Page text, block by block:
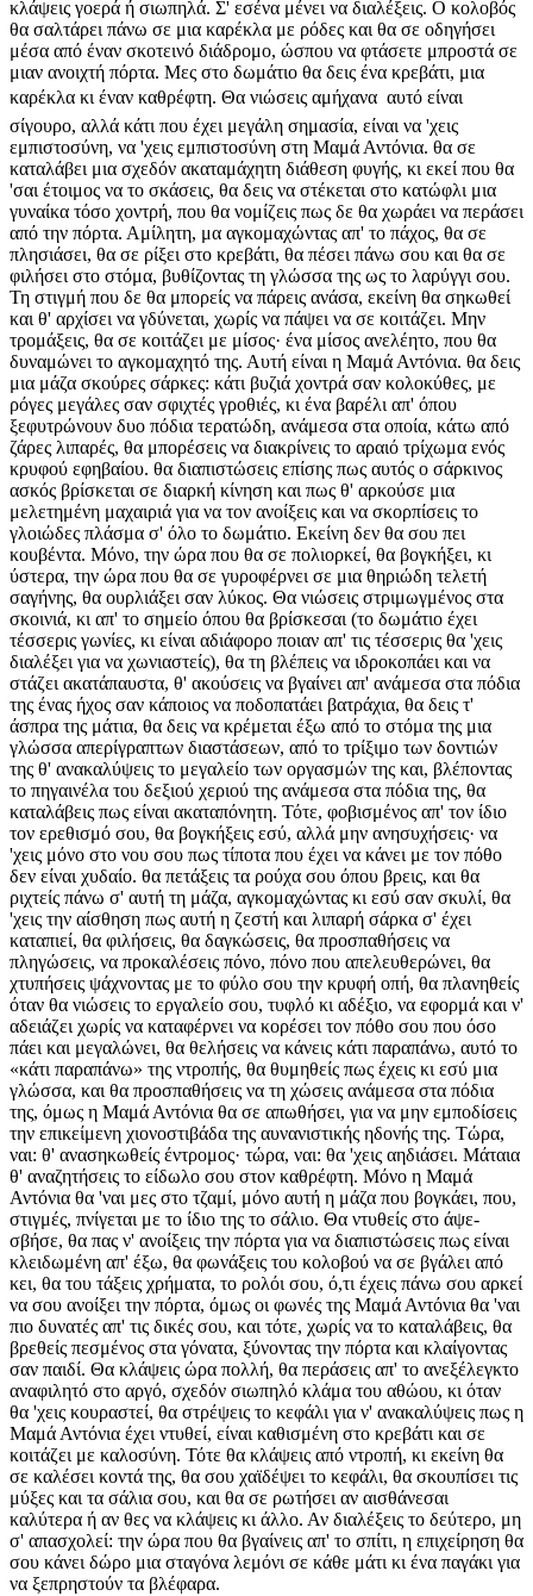
κλάψεις γοερά ή σιωπηλά. Σ' εσένα μένει να διαλέξεις. Ο κολοβός
θα σαλτάρει πάνω σε μια καρέκλα με ρόδες και θα σε οδηγήσει
μέσα από έναν σκοτεινό διάδρομο, ώσπου να φτάσετε μπροστά σε
μιαν ανοιχτή πόρτα. Μες στο δωμάτιο θα δεις ένα κρεβάτι, μια
καρέκλα κι έναν καθρέφτη. Θα νιώσεις αμήχανα  αυτό είναι
σίγουρο, αλλά κάτι που έχει μεγάλη σημασία, είναι να 'χεις
εμπιστοσύνη, να 'χεις εμπιστοσύνη στη Μαμά Αντόνια. θα σε
καταλάβει μια σχεδόν ακαταμάχητη διάθεση φυγής, κι εκεί που θα
'σαι έτοιμος να το σκάσεις, θα δεις να στέκεται στο κατώφλι μια
γυναίκα τόσο χοντρή, που θα νομίζεις πως δε θα χωράει να περάσει
από την πόρτα. Αμίλητη, μα αγκομαχώντας απ' το πάχος, θα σε
πλησιάσει, θα σε ρίξει στο κρεβάτι, θα πέσει πάνω σου και θα σε
φιλήσει στο στόμα, βυθίζοντας τη γλώσσα της ως το λαρύγγι σου.
Τη στιγμή που δε θα μπορείς να πάρεις ανάσα, εκείνη θα σηκωθεί
και θ' αρχίσει να γδύνεται, χωρίς να πάψει να σε κοιτάζει. Μην
τρομάξεις, θα σε κοιτάζει με μίσος· ένα μίσος ανελέητο, που θα
δυναμώνει το αγκομαχητό της. Αυτή είναι η Μαμά Αντόνια. θα δεις
μια μάζα σκούρες σάρκες: κάτι βυζιά χοντρά σαν κολοκύθες, με
ρόγες μεγάλες σαν σφιχτές γροθιές, κι ένα βαρέλι απ' όπου
ξεφυτρώνουν δυο πόδια τερατώδη, ανάμεσα στα οποία, κάτω από
ζάρες λιπαρές, θα μπορέσεις να διακρίνεις το αραιό τρίχωμα ενός
κρυφού εφηβαίου. θα διαπιστώσεις επίσης πως αυτός ο σάρκινος
ασκός βρίσκεται σε διαρκή κίνηση και πως θ' αρκούσε μια
μελετημένη μαχαιριά για να τον ανοίξεις και να σκορπίσεις το
γλοιώδες πλάσμα σ' όλο το δωμάτιο. Εκείνη δεν θα σου πει
κουβέντα. Μόνο, την ώρα που θα σε πολιορκεί, θα βογκήξει, κι
ύστερα, την ώρα που θα σε γυροφέρνει σε μια θηριώδη τελετή
σαγήνης, θα ουρλιάξει σαν λύκος. Θα νιώσεις στριμωγμένος στα
σκοινιά, κι απ' το σημείο όπου θα βρίσκεσαι (το δωμάτιο έχει
τέσσερις γωνίες, κι είναι αδιάφορο ποιαν απ' τις τέσσερις θα 'χεις
διαλέξει για να χωνιαστείς), θα τη βλέπεις να ιδροκοπάει και να
στάζει ακατάπαυστα, θ' ακούσεις να βγαίνει απ' ανάμεσα στα πόδια
της ένας ήχος σαν κάποιος να ποδοπατάει βατράχια, θα δεις τ'
άσπρα της μάτια, θα δεις να κρέμεται έξω από το στόμα της μια
γλώσσα απερίγραπτων διαστάσεων, από το τρίξιμο των δοντιών
της θ' ανακαλύψεις το μεγαλείο των οργασμών της και, βλέποντας
το πηγαινέλα του δεξιού χεριού της ανάμεσα στα πόδια της, θα
καταλάβεις πως είναι ακαταπόνητη. Τότε, φοβισμένος απ' τον ίδιο
τον ερεθισμό σου, θα βογκήξεις εσύ, αλλά μην ανησυχήσεις· να
'χεις μόνο στο νου σου πως τίποτα που έχει να κάνει με τον πόθο
δεν είναι χυδαίο. θα πετάξεις τα ρούχα σου όπου βρεις, και θα
ριχτείς πάνω σ' αυτή τη μάζα, αγκομαχώντας κι εσύ σαν σκυλί, θα
'χεις την αίσθηση πως αυτή η ζεστή και λιπαρή σάρκα σ' έχει
καταπιεί, θα φιλήσεις, θα δαγκώσεις, θα προσπαθήσεις να
πληγώσεις, να προκαλέσεις πόνο, πόνο που απελευθερώνει, θα
χτυπήσεις ψάχνοντας με το φύλο σου την κρυφή οπή, θα πλανηθείς
όταν θα νιώσεις το εργαλείο σου, τυφλό κι αδέξιο, να εφορμά και ν'
αδειάζει χωρίς να καταφέρνει να κορέσει τον πόθο σου που όσο
πάει και μεγαλώνει, θα θελήσεις να κάνεις κάτι παραπάνω, αυτό το
«κάτι παραπάνω» της ντροπής, θα θυμηθείς πως έχεις κι εσύ μια
γλώσσα, και θα προσπαθήσεις να τη χώσεις ανάμεσα στα πόδια
της, όμως η Μαμά Αντόνια θα σε απωθήσει, για να μην εμποδίσεις
την επικείμενη χιονοστιβάδα της αυνανιστικής ηδονής της. Τώρα,
ναι: θ' ανασηκωθείς έντρομος· τώρα, ναι: θα 'χεις αηδιάσει. Μάταια
θ' αναζητήσεις το είδωλο σου στον καθρέφτη. Μόνο η Μαμά
Αντόνια θα 'ναι μες στο τζαμί, μόνο αυτή η μάζα που βογκάει, που,
στιγμές, πνίγεται με το ίδιο της το σάλιο. Θα ντυθείς στο άψε-
σβήσε, θα πας ν' ανοίξεις την πόρτα για να διαπιστώσεις πως είναι
κλειδωμένη απ' έξω, θα φωνάξεις του κολοβού να σε βγάλει από
κει, θα του τάξεις χρήματα, το ρολόι σου, ό,τι έχεις πάνω σου αρκεί
να σου ανοίξει την πόρτα, όμως οι φωνές της Μαμά Αντόνια θα 'ναι
πιο δυνατές απ' τις δικές σου, και τότε, χωρίς να το καταλάβεις, θα
βρεθείς πεσμένος στα γόνατα, ξύνοντας την πόρτα και κλαίγοντας
σαν παιδί. Θα κλάψεις ώρα πολλή, θα περάσεις απ' το ανεξέλεγκτο
αναφιλητό στο αργό, σχεδόν σιωπηλό κλάμα του αθώου, κι όταν
θα 'χεις κουραστεί, θα στρέψεις το κεφάλι για ν' ανακαλύψεις πως η
Μαμά Αντόνια έχει ντυθεί, είναι καθισμένη στο κρεβάτι και σε
κοιτάζει με καλοσύνη. Τότε θα κλάψεις από ντροπή, κι εκείνη θα
σε καλέσει κοντά της, θα σου χαϊδέψει το κεφάλι, θα σκουπίσει τις
μύξες και τα σάλια σου, και θα σε ρωτήσει αν αισθάνεσαι
καλύτερα ή αν θες να κλάψεις κι άλλο. Αν διαλέξεις το δεύτερο, μη
σ' απασχολεί: την ώρα που θα βγαίνεις απ' το σπίτι, η επιχείρηση θα
σου κάνει δώρο μια σταγόνα λεμόνι σε κάθε μάτι κι ένα παγάκι για
να ξεπρηστούν τα βλέφαρα.